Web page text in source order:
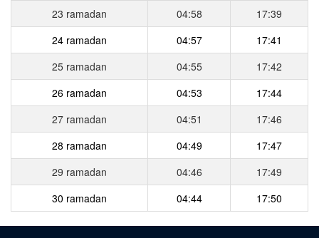
23 ramadan
04:58
17:39
24 ramadan
04:57
17:41
25 ramadan
04:55
17:42
26 ramadan
04:53
17:44
27 ramadan
04:51
17:46
28 ramadan
04:49
17:47
29 ramadan
04:46
17:49
30 ramadan
04:44 17:50